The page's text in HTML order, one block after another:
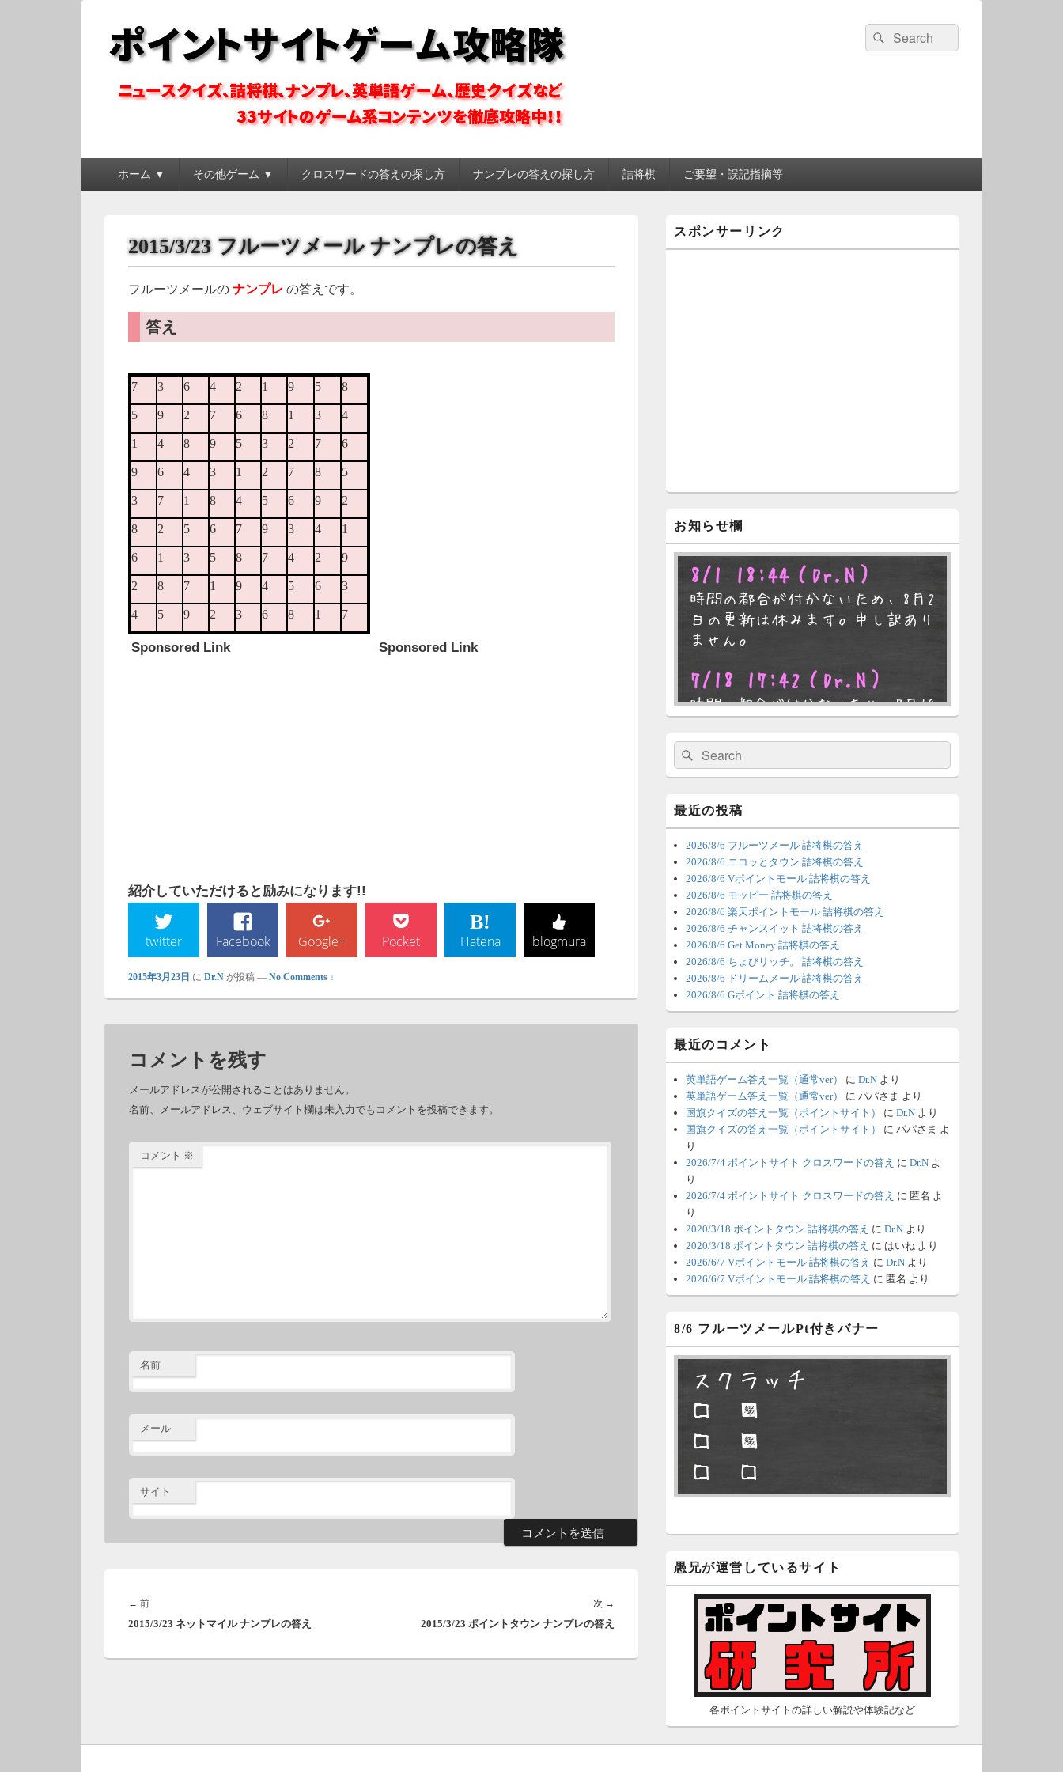
ポイントサイトゲーム攻略隊
検
索:
検
索
ホーム ▼ その他ゲーム ▼ クロスワードの答えの探し方 ナンプレの答えの探し方 詰将棋 ご要望・誤記指摘等
2015/3/23 フルーツメール ナンプレの答え
フルーツメールの ナンプレ の答えです。
答え
7 3 6 4 2 1 9 5 8
5 9 2 7 6 8 1 3 4
1 4 8 9 5 3 2 7 6
9 6 4 3 1 2 7 8 5
3 7 1 8 4 5 6 9 2
8 2 5 6 7 9 3 4 1
6 1 3 5 8 7 4 2 9
2 8 7 1 9 4 5 6 3
4 5 9 2 3 6 8 1 7
Sponsored Link Sponsored Link
紹介していただけると励みになります!!
twitter Facebook Google+ Pocket Hatena blogmura
2015年3月23日 に Dr.N が投稿 — No Comments ↓
コメントを残す
メールアドレスが公開されることはありません。
名前、メールアドレス、ウェブサイト欄は未入力でもコメントを投稿できます。
コメント ※
名前
メール
サイト
稿
ナ
← 前前
の
2015/3/23 ネットマイル ナンプレの答え
次 →
2015/3/23 ポイントタウン ナンプレの答え
イ
ン
スポンサーリンク
お知らせ欄
8/1 18:44 （Dr.N）
時間の都合が付かないため、8月2
日の更新は休みます。申し訳あり
ません。
7/18 17:42 （Dr.N）
時間の都合が付かないため、7月19
ません。
7/4 18:54（Dr.N）
時間の都合が付かないため、7月5
日の更新は休みます。申し訳あり
ません。
6/22 2:12（Dr.N）
ちょびリッチが10：00までメンテ
ナンスとのことなので、本日分の
更新は難しいかもしれません。
6/20 18:45（Dr.N）
ってしまいそうです。申し訳ござ
いません。
6/18 1:39 （Dr.N）
時間の都合が付かないため、6月18
日の更新は休みます。申し訳あり
ません。
6/8 4:39 （Dr.N）
Vポイントモールが6：00までメン
テナンスとのことなので、本日分
の更新は難しいかもしれません。
明日、6月7日分の更新は昼頃にな
ってしまいそうです。申し訳ござ
いません。
6/2 10:04
永久不滅.comの本日分の更新が完
了しました。
6/2 2:22（Dr.N）
新は難しいかもしれません。
5/26 2:52（Dr.N）
時間の都合が付かないため、5月26
日の更新は休みます。申し訳あり
ません。
5/23 16:32（Dr.N）
検
索:
検
索
最近の投稿
2026/8/6 フルーツメール 詰将棋の答え
2026/8/6 ニコッとタウン 詰将棋の答え
2026/8/6 Vポイントモール 詰将棋の答え
2026/8/6 モッピー 詰将棋の答え
2026/8/6 楽天ポイントモール 詰将棋の答え
2026/8/6 チャンスイット 詰将棋の答え
2026/8/6 Get Money 詰将棋の答え
2026/8/6 ちょびリッチ。 詰将棋の答え
2026/8/6 ドリームメール 詰将棋の答え
2026/8/6 Gポイント 詰将棋の答え
最近のコメント
英単語ゲーム答え一覧（通常ver） に Dr.N より
英単語ゲーム答え一覧（通常ver）
に パパさま より
国旗クイズの答え一覧（ポイントサイト）
に Dr.N より
国旗クイズの答え一覧（ポイントサイト）
に パパさま よ
り
2026/7/4 ポイントサイト クロスワードの答え に Dr.N よ
り
2026/7/4 ポイントサイト クロスワードの答え に 匿名 よ
り
2020/3/18 ポイントタウン 詰将棋の答え に Dr.N より
2020/3/18 ポイントタウン 詰将棋の答え に はいね より
2026/6/7 Vポイントモール 詰将棋の答え に Dr.N より
2026/6/7 Vポイントモール 詰将棋の答え に 匿名 より
8/6 フルーツメールPt付きバナー
スクラッチ
□ ■
□ ■
□ □
■ ■
□ □
□ □
愚兄が運営しているサイト
各ポイントサイトの詳しい解説や体験記など